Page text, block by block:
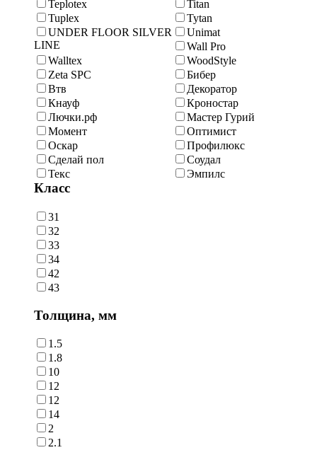
Teplotex
Titan
Tuplex
Tytan
UNDER FLOOR SILVER
LINE
Unimat
Wall Pro
Walltex
WoodStyle
Zeta SPC
Бибер
Втв
Декоратор
Кнауф
Кроностар
Лючки.рф
Мастер Гурий
Момент
Оптимист
Оскар
Профилюкс
Сделай пол
Соудал
Текс
Эмпилс
Класс
31
32
33
34
42
43
Толщина, мм
1.5
1.8
10
12
12
14
2
2.1